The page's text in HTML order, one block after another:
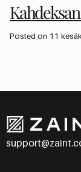
Posted on 11